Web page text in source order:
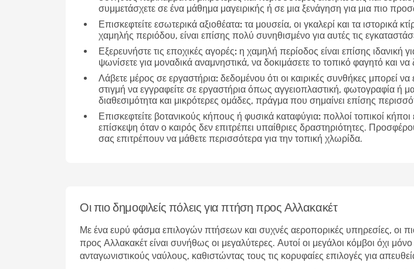
συμμετάσχετε σε ένα μάθημα μαγειρικής ή σε μια ξενάγηση για μια πιο
Επισκεφτείτε εσωτερικά αξιοθέατα: τα μουσεία, οι γκαλερί και τα ιστορικά
χαμηλής περιόδου, είναι επίσης πολύ συνηθισμένο για αυτές τις
Εξερευνήστε τις εποχικές αγορές: η χαμηλή περίοδος είναι επίσης ιδανική
ψωνίσετε για μοναδικά αναμνηστικά, να δοκιμάσετε το τοπικό φαγητό και
Λάβετε μέρος σε εργαστήρια: δεδομένου ότι οι καιρικές συνθήκες μπορεί
στιγμή να εγγραφείτε σε εργαστήρια όπως αγγειοπλαστική, φωτογραφία ή
διαθεσιμότητα και μικρότερες ομάδες, πράγμα που σημαίνει επίσης
Επισκεφτείτε βοτανικούς κήπους ή φυσικά καταφύγια: πολλοί τοπικοί
επίσκεψη όταν ο καιρός δεν επιτρέπει υπαίθριες δραστηριότητες.
σας επιτρέπουν να μάθετε περισσότερα για την τοπική χλωρίδα.
Οι πιο δημοφιλείς πόλεις για πτήση προς Αλλακακέτ
Με ένα ευρύ φάσμα επιλογών πτήσεων και συχνές αεροπορικές υπηρεσίες, οι
προς Αλλακακέτ είναι συνήθως οι μεγαλύτερες. Αυτοί οι μεγάλοι κόμβοι όχι
ανταγωνιστικούς ναύλους, καθιστώντας τους τις κορυφαίες επιλογές για